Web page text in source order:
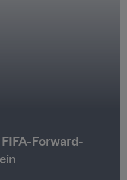
Forward-